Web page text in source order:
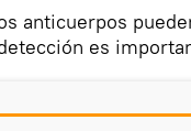
anticuerpos
es